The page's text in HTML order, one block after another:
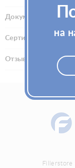
Документы
Сертификаты
Отзывы (0)
Fillerstore
на